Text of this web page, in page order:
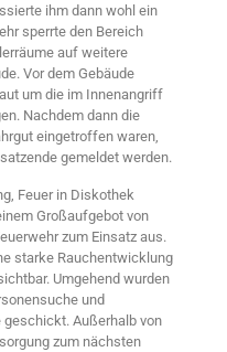
ihm dann wohl ein
sperrte den Bereich
auf weitere
Vor dem Gebäude
um die im Innenangriff
Nachdem dann die
eingetroffen waren,
gemeldet werden.
Feuer in Diskothek
Großaufgebot von
zum Einsatz aus.
starke Rauchentwicklung
Umgehend wurden
und
geschickt. Außerhalb von
zum nächsten